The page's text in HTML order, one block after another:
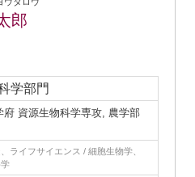
郎
学部門
府 資源生物科学専攻, 農学部
ライフサイエンス / 細胞生物学、